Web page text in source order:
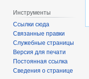
Инструменты
Ссылки сюда
Связанные правки
Служебные страницы
Версия для печати
Постоянная ссылка
Сведения о странице